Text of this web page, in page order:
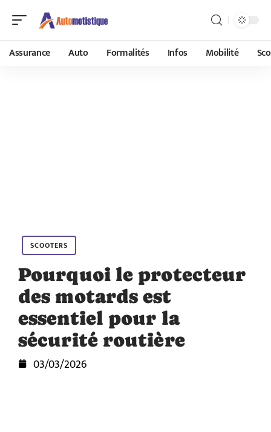
Assurance Auto Formalités Infos Mobilité
SCOOTERS
Pourquoi le protecteur
des motards est
essentiel pour la
sécurité routière
03/03/2026